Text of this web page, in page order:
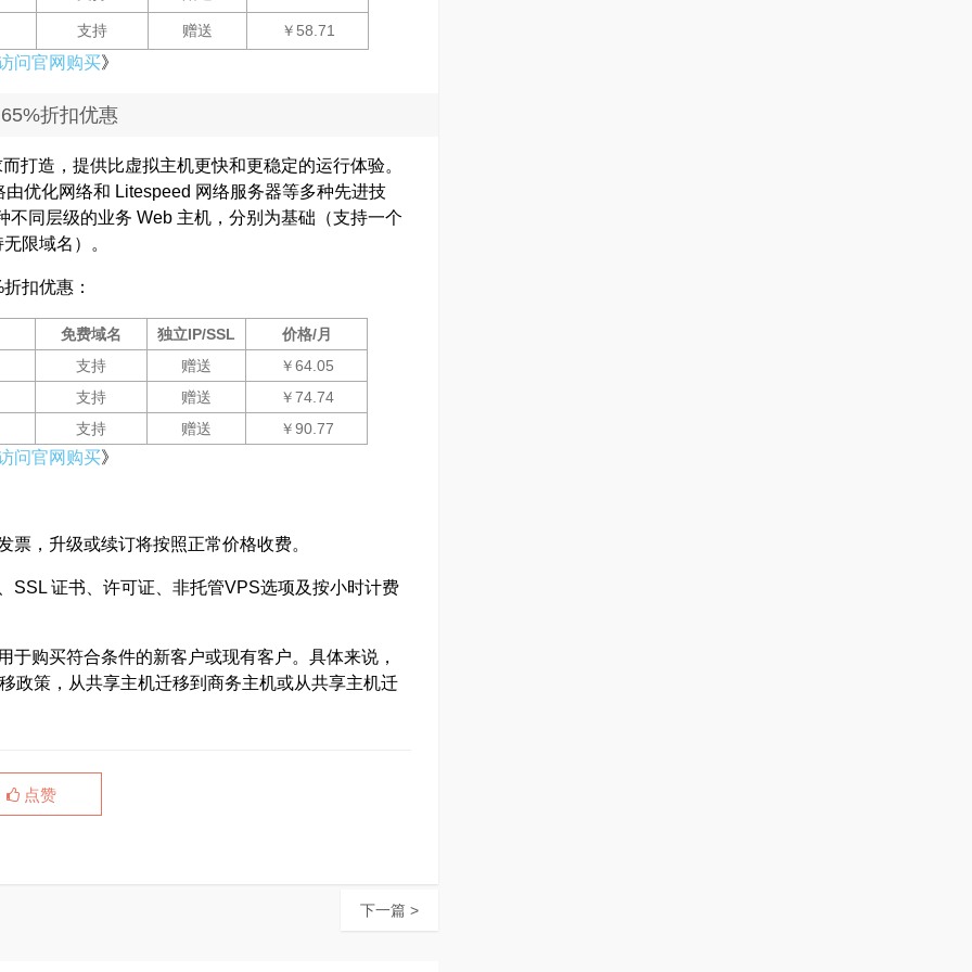
支持 赠送 ￥58.71
问官网购买》
折扣优惠
打造，提供比虚拟主机更快和更稳定的运行体验。
优化网络和 Litespeed 网络服务器等多种先进技
同层级的业务 Web 主机，分别为基础（支持一个
限域名）。
扣优惠：
免费域名 独立IP/SSL
价格/月
支持
赠送
￥64.05
支持
赠送
￥74.74
支持
赠送 ￥90.77
问官网购买》
，升级或续订将按照正常价格收费。
SSL 证书、许可证、非托管VPS选项及按小时计费
购买符合条件的新客户或现有客户。具体来说，
政策，从共享主机迁移到商务主机或从共享主机迁
点赞
下一篇 >